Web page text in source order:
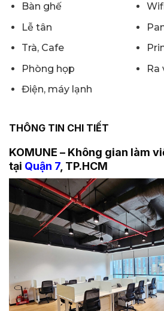
Bàn ghế
Lễ tân
Trà, Cafe
Phòng họp
Ra
Điện, máy lạnh
THÔNG TIN CHI TIẾT
KOMUNE – Không gian làm
tại Quận 7, TP.HCM